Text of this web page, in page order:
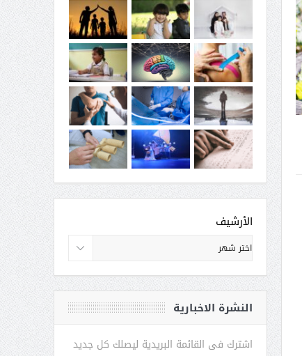
الأرشيف
النشرة الاخبارية
اشترك فى القائمة البريدية ليصلك كل جديد